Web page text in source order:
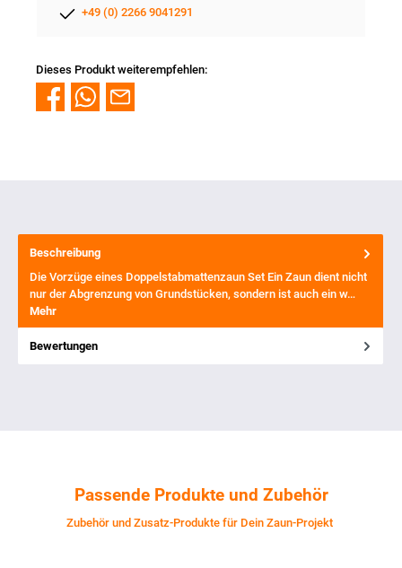
+49 (0) 2266 9041291
Dieses Produkt weiterempfehlen:
Beschreibung
Die Vorzüge eines Doppelstabmattenzaun Set Ein Zaun dient nicht
nur der Abgrenzung von Grundstücken, sondern ist auch ein w…
Mehr
Bewertungen
Passende Produkte und Zubehör
Zubehör und Zusatz-Produkte für Dein Zaun-Projekt